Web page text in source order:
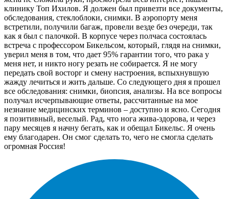
клинику Топ Ихилов. Я должен был привезти все документы,
обследования, стеклоблоки, снимки. В аэропорту меня
встретили, получили багаж, провели везде без очереди, так
как я был с палочкой. В корпусе через полчаса состоялась
встреча с профессором Бикельсом, который, глядя на снимки,
уверил меня в том, что дает 95% гарантии того, что рака у
меня нет, и никто ногу резать не собирается. Я не могу
передать свой восторг и смену настроения, вспыхнувшую
жажду лечиться и жить дальше. Со следующего дня я прошел
все обследования: снимки, биопсия, анализы. На все вопросы
получал исчерпывающие ответы, рассчитанные на мое
незнание медицинских терминов – доступно и ясно. Сегодня
я позитивный, веселый. Рад, что нога жива-здорова, и через
пару месяцев я начну бегать, как и обещал Бикельс. Я очень
ему благодарен. Он смог сделать то, чего не смогла сделать
огромная Россия!